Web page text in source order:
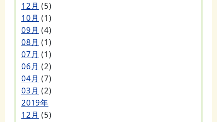
12月 (5)
10月 (1)
09月 (4)
08月 (1)
07月 (1)
06月 (2)
04月 (7)
03月 (2)
2019年
12月 (5)